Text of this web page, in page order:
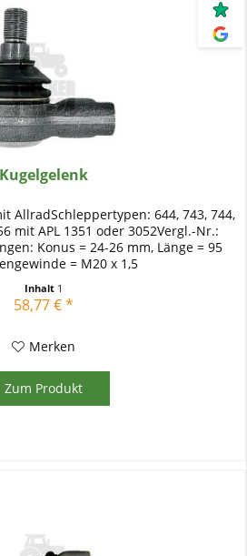
Kugelgelenk
AllradSchleppertypen: 644, 743, 744,
mit APL 1351 oder 3052Vergl.-Nr.:
Konus = 24-26 mm, Länge = 95
= M20 x 1,5
Inhalt 1
58,77 € *
Merken
Zum Produkt